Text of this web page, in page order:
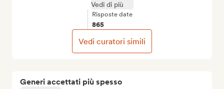
Generi accettati più spesso
Vedi di più
Risposte date
865
Vedi curatori simili